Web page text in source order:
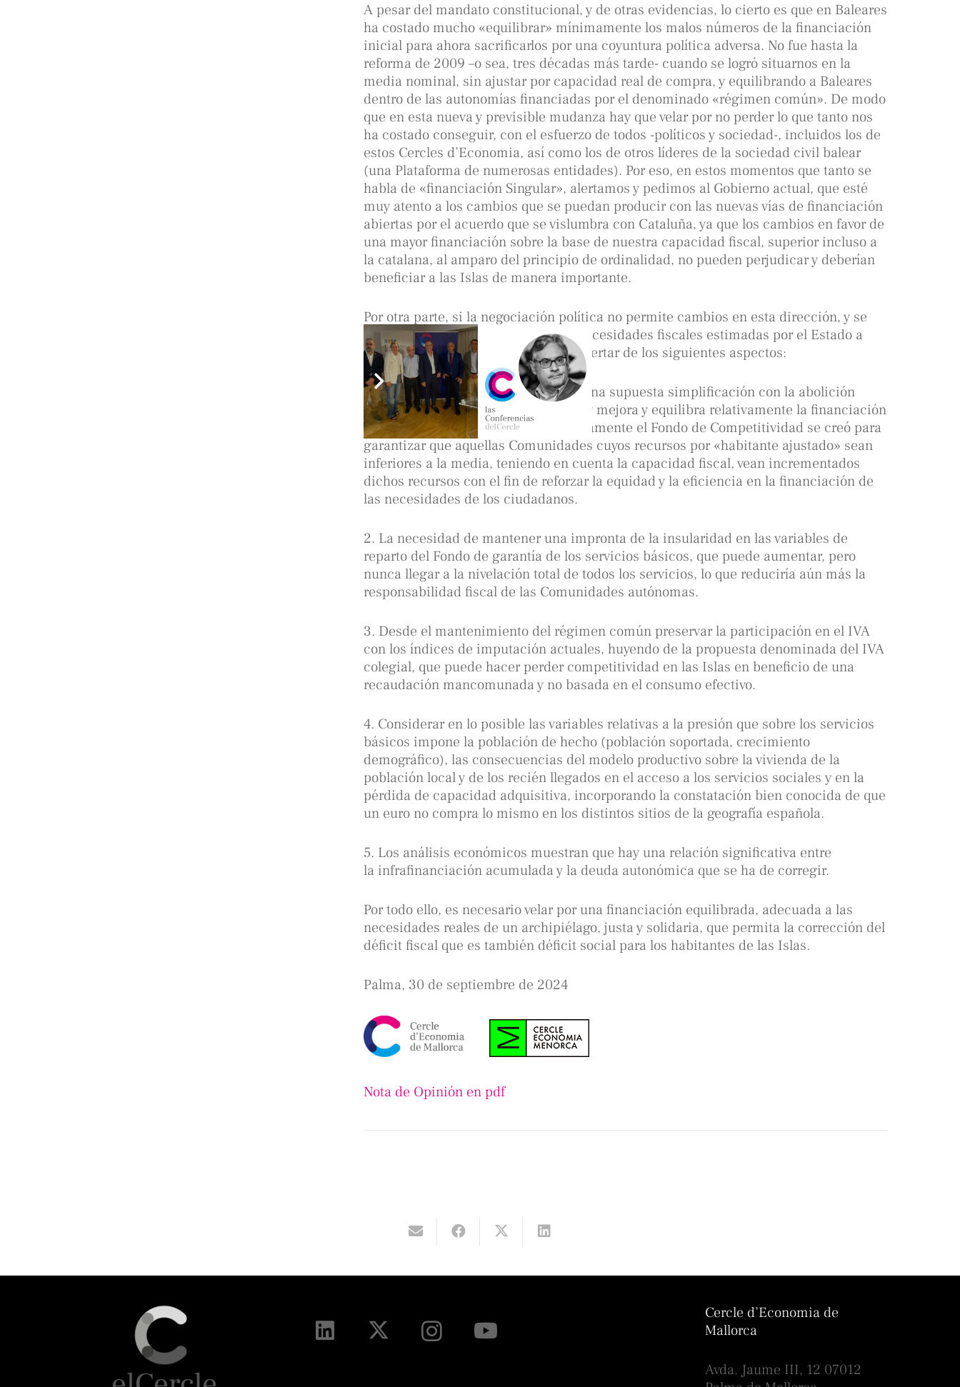
A pesar del mandato constitucional, y de otras evidencias, lo cierto es que en Baleares
ha costado mucho «equilibrar» mínimamente los malos números de la financiación
inicial para ahora sacrificarlos por una coyuntura política adversa. No fue hasta la
reforma de 2009 –o sea, tres décadas más tarde- cuando se logró situarnos en la
media nominal, sin ajustar por capacidad real de compra, y equilibrando a Baleares
dentro de las autonomías financiadas por el denominado «régimen común». De modo
que en esta nueva y previsible mudanza hay que velar por no perder lo que tanto nos
ha costado conseguir, con el esfuerzo de todos -políticos y sociedad-, incluidos los de
estos Cercles d’Economia, así como los de otros líderes de la sociedad civil balear
(una Plataforma de numerosas entidades). Por eso, en estos momentos que tanto se
habla de «financiación Singular», alertamos y pedimos al Gobierno actual, que esté
muy atento a los cambios que se puedan producir con las nuevas vías de financiación
abiertas por el acuerdo que se vislumbra con Cataluña, ya que los cambios en favor de
una mayor financiación sobre la base de nuestra capacidad fiscal, superior incluso a
la catalana, al amparo del principio de ordinalidad, no pueden perjudicar y deberían
beneficiar a las Islas de manera importante.
Por otra parte, si la negociación política no permite cambios en esta dirección, y se
mantiene el sistema basado en las necesidades fiscales estimadas por el Estado a
partir de la recaudación, queremos alertar de los siguientes aspectos:
1. De los efectos que puede generar una supuesta simplificación con la abolición
del Fondo de Competitividad, que hoy mejora y equilibra relativamente la financiación
balear. No hay que olvidar que precisamente el Fondo de Competitividad se creó para
garantizar que aquellas Comunidades cuyos recursos por «habitante ajustado» sean
inferiores a la media, teniendo en cuenta la capacidad fiscal, vean incrementados
dichos recursos con el fin de reforzar la equidad y la eficiencia en la financiación de
las necesidades de los ciudadanos.
2. La necesidad de mantener una impronta de la insularidad en las variables de
reparto del Fondo de garantía de los servicios básicos, que puede aumentar, pero
nunca llegar a la nivelación total de todos los servicios, lo que reduciría aún más la
responsabilidad fiscal de las Comunidades autónomas.
3. Desde el mantenimiento del régimen común preservar la participación en el IVA
con los índices de imputación actuales, huyendo de la propuesta denominada del IVA
colegial, que puede hacer perder competitividad en las Islas en beneficio de una
recaudación mancomunada y no basada en el consumo efectivo.
4. Considerar en lo posible las variables relativas a la presión que sobre los servicios
básicos impone la población de hecho (población soportada, crecimiento
demográfico), las consecuencias del modelo productivo sobre la vivienda de la
población local y de los recién llegados en el acceso a los servicios sociales y en la
pérdida de capacidad adquisitiva, incorporando la constatación bien conocida de que
un euro no compra lo mismo en los distintos sitios de la geografía española.
5. Los análisis económicos muestran que hay una relación significativa entre
la infrafinanciación acumulada y la deuda autonómica que se ha de corregir.
Por todo ello, es necesario velar por una financiación equilibrada, adecuada a las
necesidades reales de un archipiélago, justa y solidaria, que permita la corrección del
déficit fiscal que es también déficit social para los habitantes de las Islas.
Palma, 30 de septiembre de 2024
Nota de Opinión en pdf
Cercle d’Economia de
Mallorca
Avda. Jaume III, 12 07012